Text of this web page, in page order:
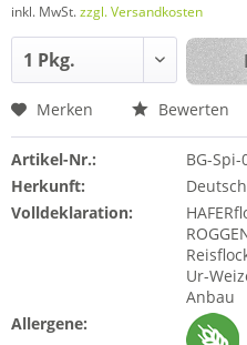
inkl. MwSt.zzgl. Versandkosten
Merken Bewerten
Artikel-Nr.:
BG-Spi-
Herkunft:
Volldeklaration:
Ur-
Anbau
Allergene: